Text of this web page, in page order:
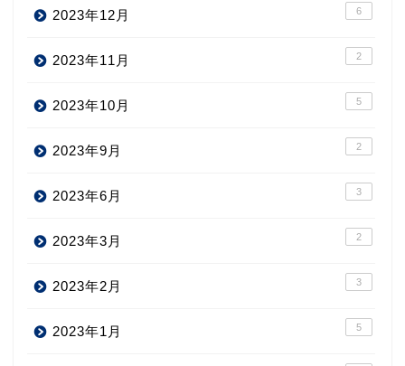
2023年12月 6
2023年11月 2
2023年10月 5
2023年9月 2
2023年6月 3
2023年3月 2
2023年2月 3
2023年1月 5